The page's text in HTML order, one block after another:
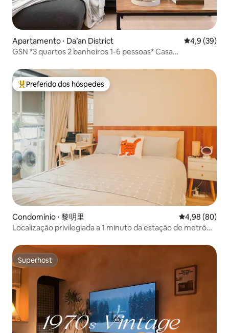
Apartamento ⋅ Da’an District 4,9 de uma
4,9 (39)
GSN *3 quartos 2 banheiros 1-6 pessoas* Casa
Nacional a 5 minutos a pé/Cozinha completa Aluguel de
longa duração
Entre os melhores preferidos dos hóspedes
Preferido dos hóspedes
Condomínio ⋅ 黎明里 4,98 de uma
4,98 (80)
Localização privilegiada a 1 minuto da estação de metrô
edifício com elevador
Superhost
Superhost